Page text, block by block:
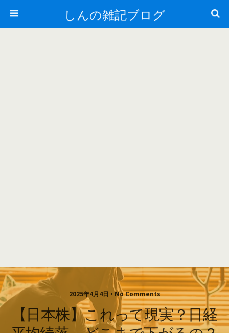
しんの雑記ブログ
2025年4月4日 • No Comments
【日本株】これって現実？日経